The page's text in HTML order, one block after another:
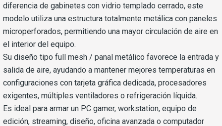
diferencia de gabinetes con vidrio templado cerrado, este
modelo utiliza una estructura totalmente metálica con paneles
microperforados, permitiendo una mayor circulación de aire en
el interior del equipo.
Su diseño tipo full mesh / panal metálico favorece la entrada y
salida de aire, ayudando a mantener mejores temperaturas en
configuraciones con tarjeta gráfica dedicada, procesadores
exigentes, múltiples ventiladores o refrigeración líquida.
Es ideal para armar un PC gamer, workstation, equipo de
edición, streaming, diseño, oficina avanzada o computador